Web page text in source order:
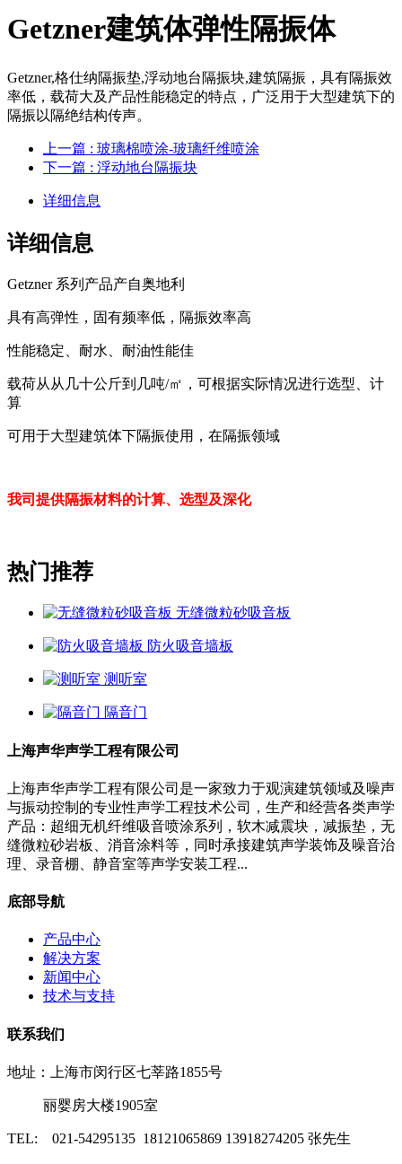
Getzner建筑体弹性隔振体
Getzner,格仕纳隔振垫,浮动地台隔振块,建筑隔振，具有隔振效
率低，载荷大及产品性能稳定的特点，广泛用于大型建筑下的
隔振以隔绝结构传声。
上一篇 : 玻璃棉喷涂-玻璃纤维喷涂
下一篇 : 浮动地台隔振块
详细信息
详细信息
Getzner 系列产品产自奥地利
具有高弹性，固有频率低，隔振效率高
性能稳定、耐水、耐油性能佳
载荷从从几十公斤到几吨/㎡，可根据实际情况进行选型、计
算
可用于大型建筑体下隔振使用，在隔振领域
我司提供隔振材料的计算、选型及深化
热门推荐
无缝微粒砂吸音板
防火吸音墙板
测听室
隔音门
上海声华声学工程有限公司
上海声华声学工程有限公司是一家致力于观演建筑领域及噪声
与振动控制的专业性声学工程技术公司，生产和经营各类声学
产品：超细无机纤维吸音喷涂系列，软木减震块，减振垫，无
缝微粒砂岩板、消音涂料等，同时承接建筑声学装饰及噪音治
理、录音棚、静音室等声学安装工程...
底部导航
产品中心
解决方案
新闻中心
技术与支持
联系我们
地址：上海市闵行区七莘路1855号
丽婴房大楼1905室
TEL: 021-54295135 18121065869 13918274205 张先生